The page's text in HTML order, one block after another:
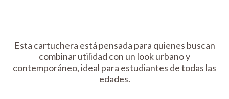
Esta cartuchera está pensada para quienes buscan
combinar utilidad con un look urbano y
contemporáneo, ideal para estudiantes de todas las
edades.